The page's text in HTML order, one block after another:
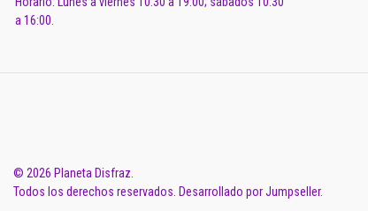
a 16:00.
© 2026 Planeta Disfraz.
Todos los derechos reservados. Desarrollado por Jumpseller.